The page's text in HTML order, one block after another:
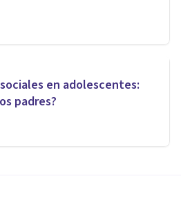
en adolescentes:
padres?